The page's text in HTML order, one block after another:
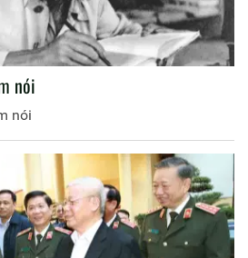
nói
nói